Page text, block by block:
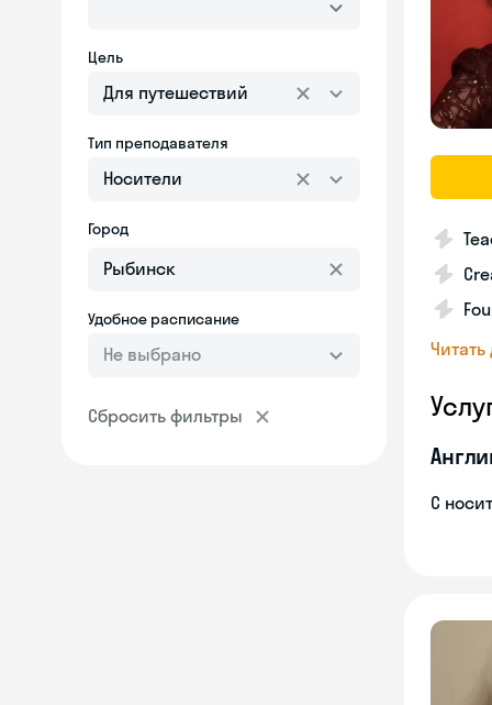
Цель
Для путешествий
Тип преподавателя
Носители
Город
Удобное расписание
Не выбрано
Сбросить фильтры
С